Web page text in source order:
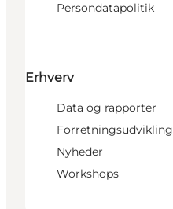
Persondatapolitik
Erhverv
Data og rapporter
Forretningsudvikling
Nyheder
Workshops